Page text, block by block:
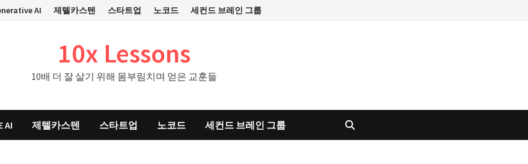
AI 제텔카스텐 스타트업 노코드 세컨드 브레인 그룹
10x Lessons
10배 더 잘 살기 위해 몸부림치며 얻은 교훈들
AI 제텔카스텐 스타트업 노코드 세컨드 브레인 그룹